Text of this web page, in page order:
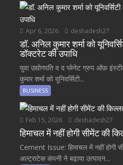
Apr 6, 2026 deshadesh27
डॉ. अनिल कुमार शर्मा को
डॉक्टरेट की उपाधि
युवा उद्योगपति व द प्लेनेट ग्रुप ऑफ़
कुमार शर्मा को यूनिवर्सिटी...
BUSINESS
Feb 15, 2026 deshadesh27
हिमाचल में नहीं होगी सीमेंट की
Cement Issue: हिमाचल में नहीं होगी
अल्ट्राटेक कंपनी ने बढ़ाया उत्पादन...